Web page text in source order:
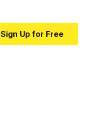
Sign Up for Free